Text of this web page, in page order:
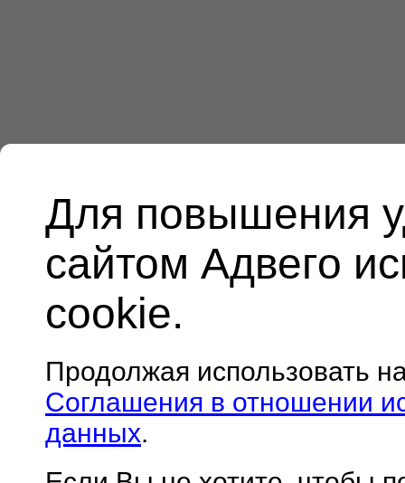
Для повышения
сайтом Адвего
cookie.
Продолжая использовать
Соглашения в отношении
данных.